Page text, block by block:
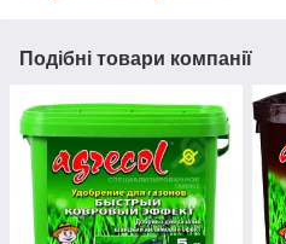
Подібні товари компанії